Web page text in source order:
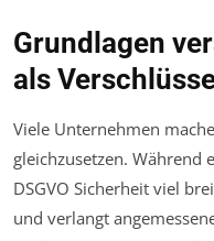
Grundlagen
als
Viele Unternehmen
gleichzusetzen. Während
DSGVO Sicherheit viel
und verlangt